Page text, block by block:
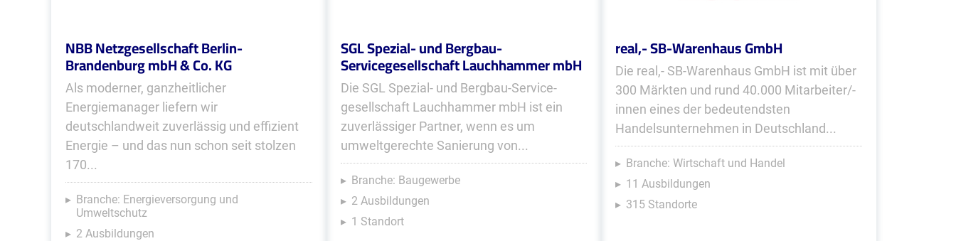
NBB Netzgesellschaft Berlin-
Brandenburg mbH & Co. KG
Als moderner, ganzheitlicher
Energiemanager liefern wir
deutschlandweit zuverlässig und effizient
Energie – und das nun schon seit stolzen
170...
Branche: Energieversorgung und
Umweltschutz
2 Ausbildungen
SGL Spezial- und Bergbau-
Servicegesellschaft Lauchhammer mbH
Die SGL Spezial- und Bergbau-Service­
gesellschaft Lauchhammer mbH ist ein
zuverlässiger Partner, wenn es um
umweltgerechte Sanierung von...
Branche: Baugewerbe
2 Ausbildungen
1 Standort
real,- SB-Warenhaus GmbH
Die real,- SB-Warenhaus GmbH ist mit über
300 Märkten und rund 40.000 Mitarbeiter/-
innen eines der bedeutendsten
Handelsunternehmen in Deutschland...
Branche: Wirtschaft und Handel
11 Ausbildungen
315 Standorte